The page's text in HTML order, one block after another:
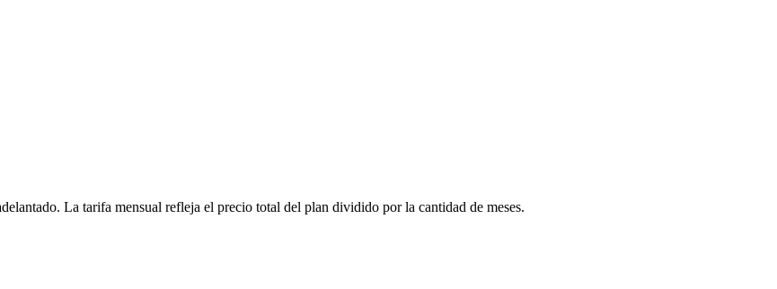
La tarifa mensual refleja el precio total del plan dividido por la cantidad de meses.